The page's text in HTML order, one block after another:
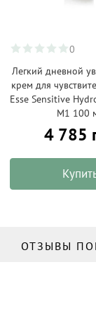
0
Легкий дневной
крем для
Esse Sensitive
M1 100
4 785
ОТЗЫВЫ